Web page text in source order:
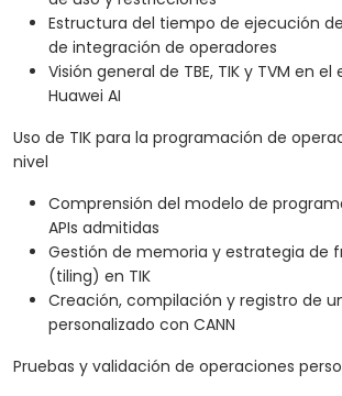
Estructura del tiempo de ejecución
de integración de operadores
Visión general de TBE, TIK y TVM en
Huawei AI
Uso de TIK para la programación de
nivel
Comprensión del modelo de
APIs admitidas
Gestión de memoria y estrategia de
(tiling) en TIK
Creación, compilación y registro de
personalizado con CANN
Pruebas y validación de operaciones